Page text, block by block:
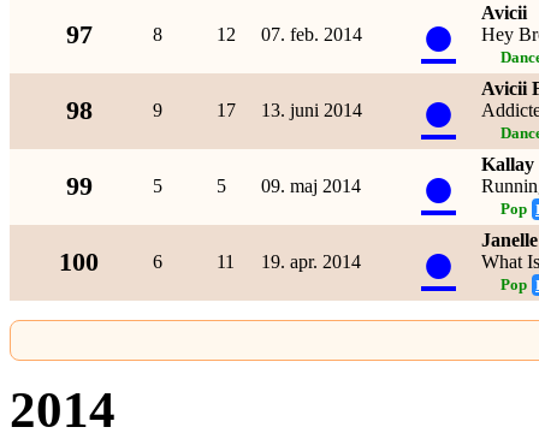
97 8 12 07. feb. 2014 ●
Avicii
Hey
98 9 17 13. juni 2014 ●
Avicii
99 5 5 09. maj 2014 ●
Kallay
Pop
100 6 11 19. apr. 2014 ●
What
Pop
2014